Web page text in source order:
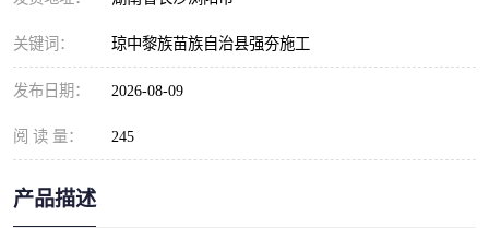
关键词： 琼中黎族苗族自治县强夯施工
发布日期： 2026-08-09
阅 读 量： 245
产品描述